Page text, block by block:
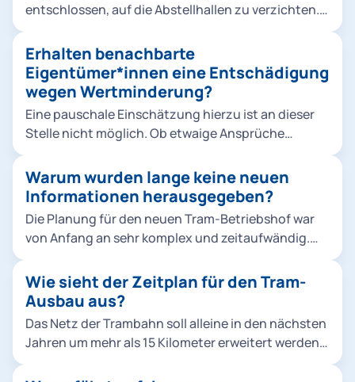
möglich genutzt werden. Die Berücksichtigung der
wichtig.
entschlossen, auf die Abstellhallen zu verzichten.
Druck auf die kommunalen Finanzen erhöht. Daher
wurde rund ein Drittel der vormals veranschlagten
Projektkosten eingespart. Der größte Posten
waren dabei die Abstellhallen. Keine Option wären
allerdings Einsparungen auf Kosten des
Schallschutzes.
Erhalten benachbarte
Eigentümer*innen eine Entschädigung
wegen Wertminderung?
Eine pauschale Einschätzung hierzu ist an dieser
Stelle nicht möglich. Ob etwaige Ansprüche
durch die Regierung von Oberbayern zeigen.
Warum wurden lange keine neuen
Informationen herausgegeben?
Die Planung für den neuen Tram-Betriebshof war
von Anfang an sehr komplex und zeitaufwändig.
Rahmenbedingungen neu begonnen werden. In
der ersten Planung zwischen 2015 und 2018 haben
durchgeführt. Zur aktuellen dritten Phase haben
wir regelmäßig gegenüber dem zuständigen
Wie sieht der Zeitplan für den Tram-
Ausbau aus?
Das Netz der Trambahn soll alleine in den nächsten
Jahren um mehr als 15 Kilometer erweitert werden.